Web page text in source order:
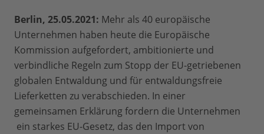
Berlin, 25.05.2021: Mehr als 40 europäische
Unternehmen haben heute die Europäische
Kommission aufgefordert, ambitionierte und
verbindliche Regeln zum Stopp der EU-getriebenen
globalen Entwaldung und für entwaldungsfreie
Lieferketten zu verabschieden. In einer
gemeinsamen Erklärung fordern die Unternehmen
ein starkes EU-Gesetz, das den Import von